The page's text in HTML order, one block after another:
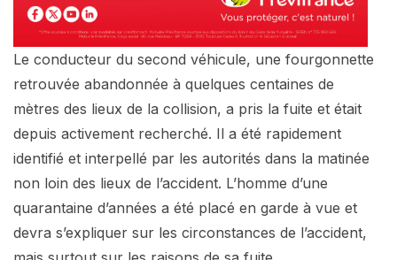
Le conducteur du second véhicule, une fourgonnette
retrouvée abandonnée à quelques centaines de
mètres des lieux de la collision, a pris la fuite et était
depuis activement recherché. Il a été rapidement
identifié et interpellé par les autorités dans la matinée
non loin des lieux de l’accident. L’homme d’une
quarantaine d’années a été placé en garde à vue et
devra s’expliquer sur les circonstances de l’accident,